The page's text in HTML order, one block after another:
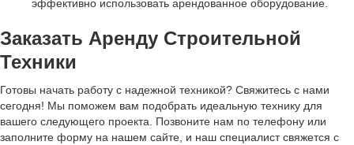
эффективно использовать арендованное оборудование.
Заказать Аренду Строительной
Техники
Готовы начать работу с надежной техникой? Свяжитесь с нами
сегодня! Мы поможем вам подобрать идеальную технику для
вашего следующего проекта. Позвоните нам по телефону или
заполните форму на нашем сайте, и наш специалист свяжется с